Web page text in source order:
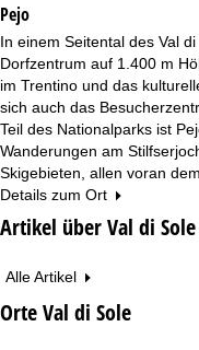
Pejo
In einem Seitental des Val
Dorfzentrum auf 1.400 m
im Trentino und das
sich auch das
Teil des Nationalparks ist
Wanderungen am
Skigebieten, allen voran
Details zum Ort
Artikel über Val di Sole
Alle Artikel
Orte Val di Sole